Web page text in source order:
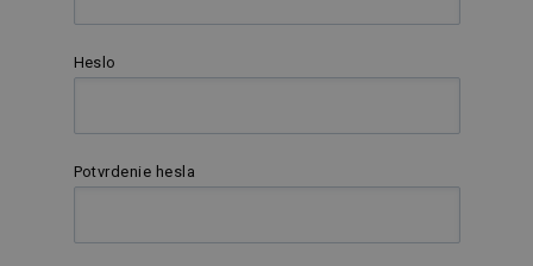
Heslo
Potvrdenie hesla